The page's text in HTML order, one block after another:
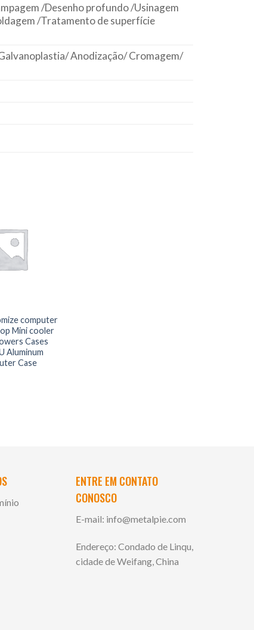
/Desenho profundo /Usinagem
/Tratamento de superfície
Anodização/ Cromagem/
computer
Mini cooler
Cases
Aluminum
Case
ENTRE EM CONTATO
CONOSCO
E-mail: info@metalpie.com
Endereço: Condado de Linqu,
cidade de Weifang, China